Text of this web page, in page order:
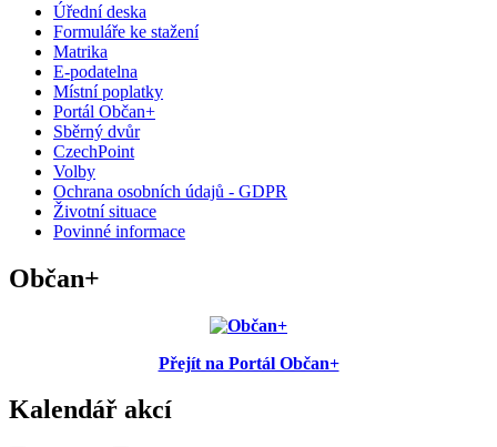
Úřední deska
Formuláře ke stažení
Matrika
E-podatelna
Místní poplatky
Portál Občan+
Sběrný dvůr
CzechPoint
Volby
Ochrana osobních údajů - GDPR
Životní situace
Povinné informace
Občan+
Přejít na Portál Občan+
Kalendář akcí